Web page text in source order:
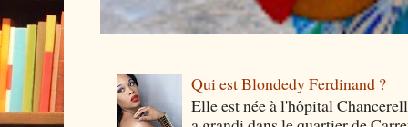
Qui est Blondedy Ferdinand ?
Elle est née à l'hôpital